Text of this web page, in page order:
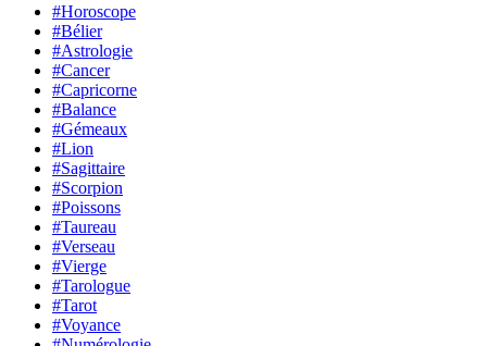
#Horoscope
#Bélier
#Astrologie
#Cancer
#Capricorne
#Balance
#Gémeaux
#Lion
#Sagittaire
#Scorpion
#Poissons
#Taureau
#Verseau
#Vierge
#Tarologue
#Tarot
#Voyance